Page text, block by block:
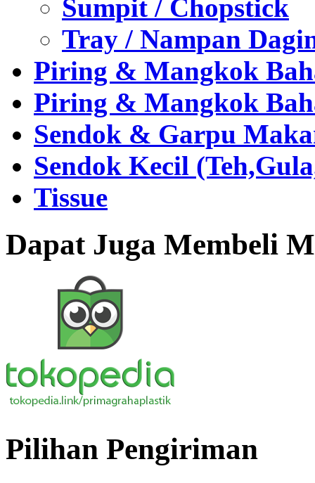
Sumpit / Chopstick
Tray / Nampan
Piring & Mangkok
Piring & Mangkok
Sendok & Garpu
Sendok Kecil
Tissue
Dapat Juga Membeli
Pilihan Pengiriman